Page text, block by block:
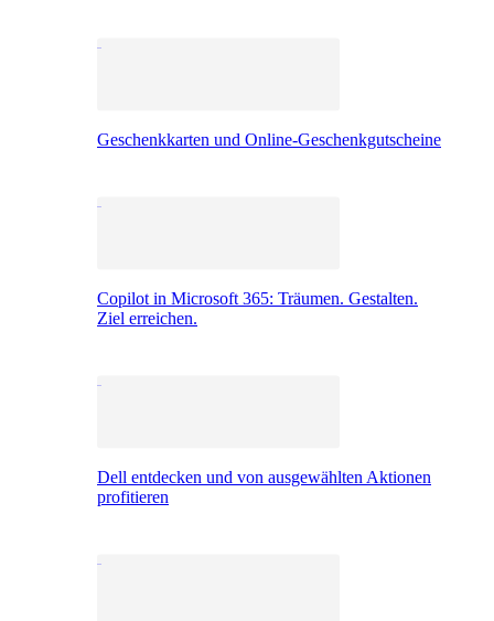
Geschenkkarten und Online-Geschenkgutscheine
Copilot in Microsoft 365: Träumen. Gestalten.
Ziel erreichen.
Dell entdecken und von ausgewählten Aktionen
profitieren